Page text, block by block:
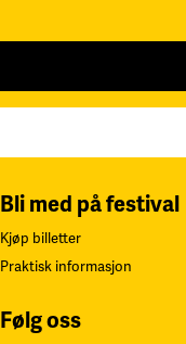
Bli med på festival
Kjøp billetter
Praktisk informasjon
Følg oss